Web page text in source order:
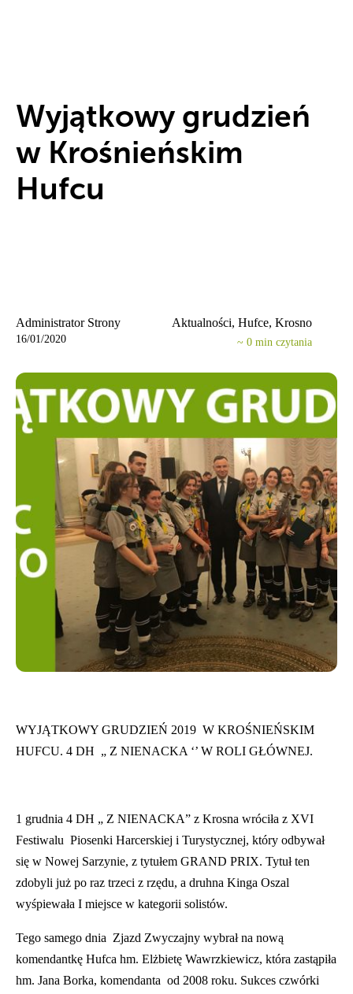
Wyjątkowy grudzień
w Krośnieńskim
Hufcu
Administrator Strony
16/01/2020
Aktualności, Hufce, Krosno
~ 0 min czytania
WYJĄTKOWY GRUDZIEŃ 2019 W KROŚNIEŃSKIM
HUFCU. 4 DH „ Z NIENACKA ‘’ W ROLI GŁÓWNEJ.
1 grudnia 4 DH „ Z NIENACKA” z Krosna wróciła z XVI
Festiwalu Piosenki Harcerskiej i Turystycznej, który odbywał
się w Nowej Sarzynie, z tytułem GRAND PRIX. Tytuł ten
zdobyli już po raz trzeci z rzędu, a druhna Kinga Oszal
wyśpiewała I miejsce w kategorii solistów.
Tego samego dnia Zjazd Zwyczajny wybrał na nową
komendantkę Hufca hm. Elżbietę Wawrzkiewicz, która zastąpiła
hm. Jana Borka, komendanta od 2008 roku. Sukces czwórki